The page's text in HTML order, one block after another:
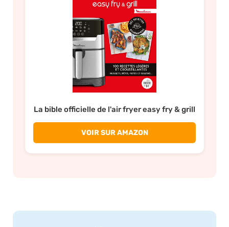
La bible officielle de l'air fryer easy fry & grill
VOIR SUR AMAZON